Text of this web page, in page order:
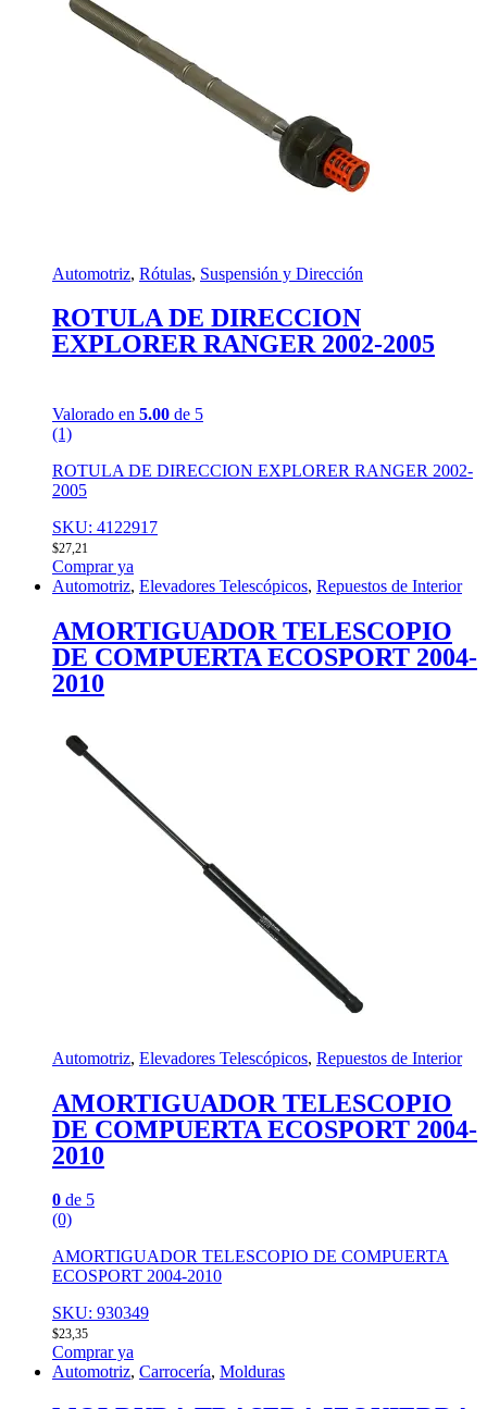
Automotriz, Rótulas, Suspensión y Dirección
ROTULA DE DIRECCION
EXPLORER RANGER 2002-2005
Valorado en 5.00 de 5
(1)
ROTULA DE DIRECCION EXPLORER RANGER 2002-
2005
SKU: 4122917
$27,21
Comprar ya
Automotriz, Elevadores Telescópicos, Repuestos de Interior
AMORTIGUADOR TELESCOPIO
DE COMPUERTA ECOSPORT 2004-
2010
Automotriz, Elevadores Telescópicos, Repuestos de Interior
AMORTIGUADOR TELESCOPIO
DE COMPUERTA ECOSPORT 2004-
2010
0 de 5
(0)
AMORTIGUADOR TELESCOPIO DE COMPUERTA
ECOSPORT 2004-2010
SKU: 930349
$23,35
Comprar ya
Automotriz, Carrocería, Molduras